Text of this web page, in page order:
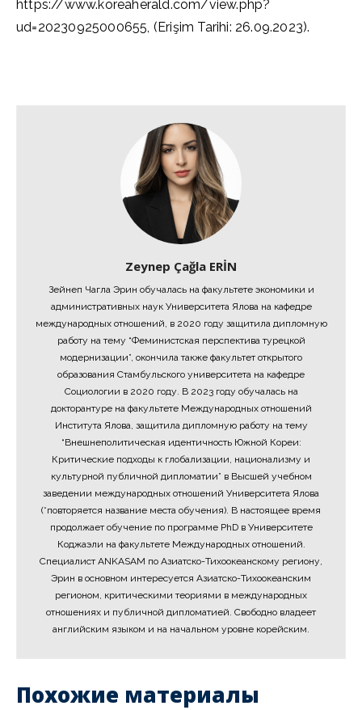
https://www.koreaherald.com/view.php?
ud=20230925000655, (Erişim Tarihi: 26.09.2023).
Zeynep Çağla ERİN
Зейнеп Чагла Эрин обучалась на факультете экономики и
административных наук Университета Ялова на кафедре
международных отношений, в 2020 году защитила дипломную
работу на тему “Феминистская перспектива турецкой
модернизации”, окончила также факультет открытого
образования Стамбульского университета на кафедре
Социологии в 2020 году. В 2023 году обучалась на
докторантуре на факультете Международных отношений
Института Ялова, защитила дипломную работу на тему
“Внешнеполитическая идентичность Южной Кореи:
Критические подходы к глобализации, национализму и
культурной публичной дипломатии” в Высшей учебном
заведении международных отношений Университета Ялова
(*повторяется название места обучения). В настоящее время
продолжает обучение по программе PhD в Университете
Коджаэли на факультете Международных отношений.
Специалист ANKASAM по Азиатско-Тихоокеанскому региону,
Эрин в основном интересуется Азиатско-Тихоокеанским
регионом, критическими теориями в международных
отношениях и публичной дипломатией. Свободно владеет
английским языком и на начальном уровне корейским.
Похожие материалы